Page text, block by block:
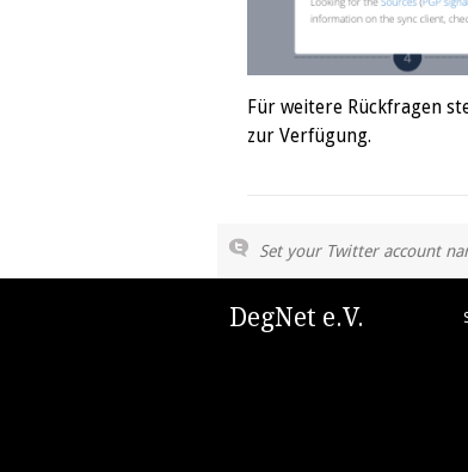
Für weitere Rückfragen
zur Verfügung.
Set your Twitter account
DegNet e.V.